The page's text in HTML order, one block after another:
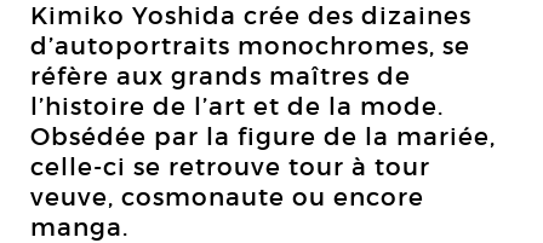
Kimiko Yoshida crée des dizaines
d’autoportraits monochromes, se
réfère aux grands maîtres de
l’histoire de l’art et de la mode.
Obsédée par la figure de la mariée,
celle-ci se retrouve tour à tour
veuve, cosmonaute ou encore
manga.